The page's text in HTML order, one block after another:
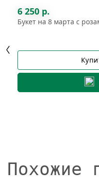
6 250 р.
Букет на 8 марта с
Похожие